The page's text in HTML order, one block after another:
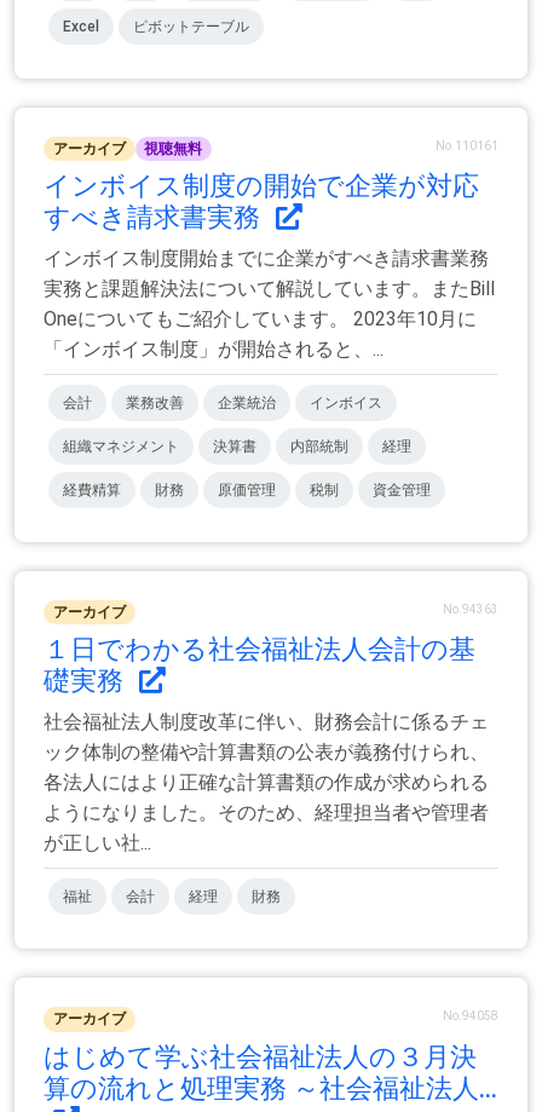
Excel ピボットテーブル
アーカイブ 視聴無料 No.110161
インボイス制度の開始で企業が対応
すべき請求書実務
インボイス制度開始までに企業がすべき請求書業務
実務と課題解決法について解説しています。またBill
Oneについてもご紹介しています。 2023年10月に
「インボイス制度」が開始されると、...
会計 業務改善 企業統治 インボイス
組織マネジメント 決算書 内部統制 経理
経費精算 財務 原価管理 税制 資金管理
アーカイブ No.94363
１日でわかる社会福祉法人会計の基
礎実務
社会福祉法人制度改革に伴い、財務会計に係るチェ
ック体制の整備や計算書類の公表が義務付けられ、
各法人にはより正確な計算書類の作成が求められる
ようになりました。そのため、経理担当者や管理者
が正しい社...
福祉 会計 経理 財務
アーカイブ No.94058
はじめて学ぶ社会福祉法人の３月決
算の流れと処理実務 ～社会福祉法人...